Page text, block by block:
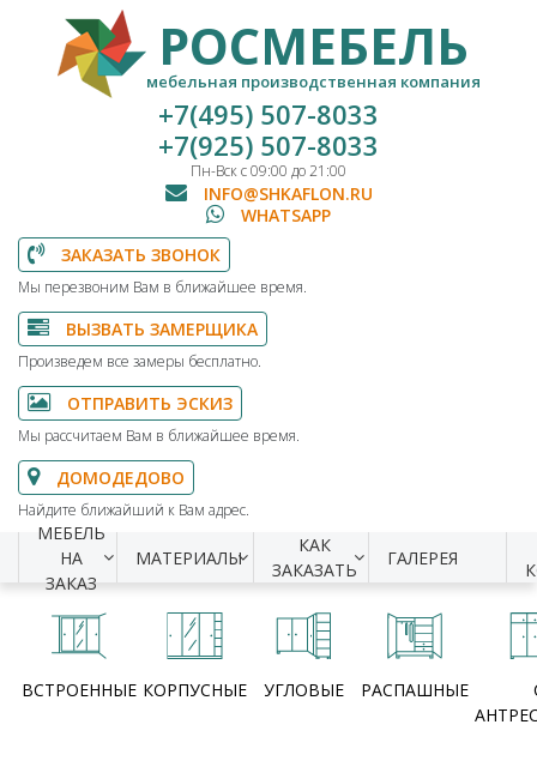
РОСМЕБЕЛЬ
мебельная производственная компания
+7(495) 507-8033
+7(925) 507-8033
Пн-Вск с 09:00 до 21:00
INFO@SHKAFLON.RU
WHATSAPP
ЗАКАЗАТЬ ЗВОНОК
Мы перезвоним Вам в ближайшее время.
ВЫЗВАТЬ ЗАМЕРЩИКА
Произведем все замеры бесплатно.
ОТПРАВИТЬ ЭСКИЗ
Мы рассчитаем Вам в ближайшее время.
ДОМОДЕДОВО
Найдите ближайший к Вам адрес.
МЕБЕЛЬ
НА
ЗАКАЗ
МАТЕРИАЛЫ
КАК
ЗАКАЗАТЬ
ГАЛЕРЕЯ
ВСТРОЕННЫЕ КОРПУСНЫЕ УГЛОВЫЕ РАСПАШНЫЕ